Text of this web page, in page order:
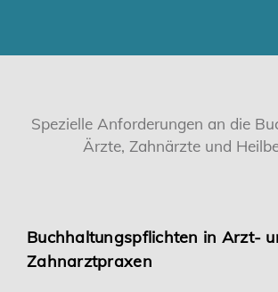
Spezielle Anforderungen an die
Ärzte, Zahnärzte und
Buchhaltungspflichten in Arzt-
Zahnarztpraxen